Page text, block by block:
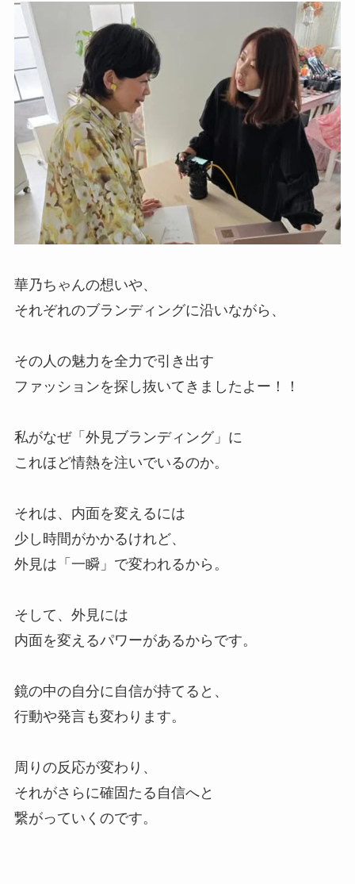
華乃ちゃんの想いや、
それぞれのブランディングに沿いながら、
その人の魅力を全力で引き出す
ファッションを探し抜いてきましたよー！！
私がなぜ「外見ブランディング」に
これほど情熱を注いでいるのか。
それは、内面を変えるには
少し時間がかかるけれど、
外見は「一瞬」で変われるから。
そして、外見には
内面を変えるパワーがあるからです。
鏡の中の自分に自信が持てると、
行動や発言も変わります。
周りの反応が変わり、
それがさらに確固たる自信へと
繋がっていくのです。